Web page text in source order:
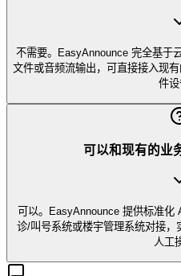
不需要。EasyAnnounce 完全基于
文件或音频流输出，可直接接入现
件设
可以和现有的业
可以。EasyAnnounce 提供标准
诊/叫号系统或楼宇管理系统对接
人工